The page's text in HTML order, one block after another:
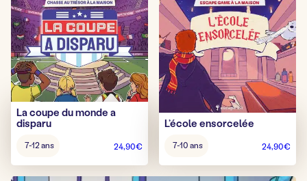
La coupe du monde a
disparu
pour
7-12 ans 24,90€
L’école ensorcelée
pour
7-10 ans 24,90€